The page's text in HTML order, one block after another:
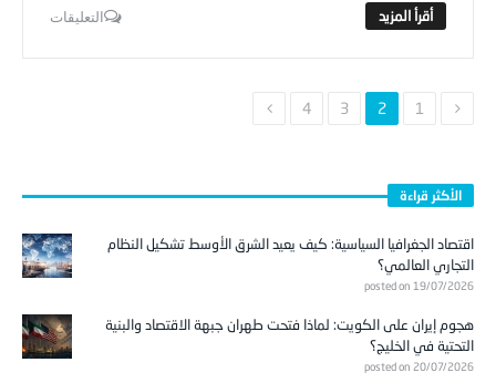
التعليقات
1
2
3
4
الأكثر قراءة
اقتصاد الجغرافيا السياسية: كيف يعيد الشرق الأوسط تشكيل النظام
التجاري العالمي؟
posted on 19/07/2026
هجوم إيران على الكويت: لماذا فتحت طهران جبهة الاقتصاد والبنية
التحتية في الخليج؟
posted on 20/07/2026